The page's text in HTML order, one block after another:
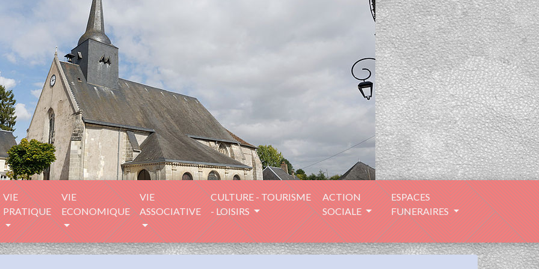
VIE
PRATIQUE
VIE
ECONOMIQUE
VIE
ASSOCIATIVE
CULTURE - TOURISME
- LOISIRS
ACTION
SOCIALE
ESPACES
FUNERAIRES